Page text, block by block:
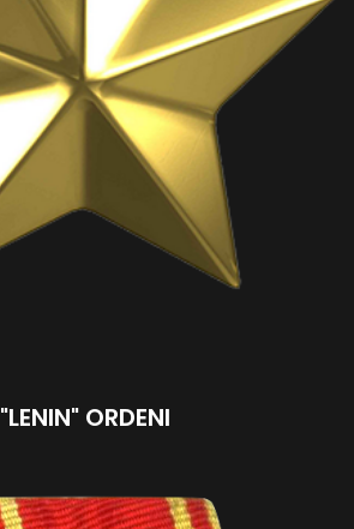
"LENIN" ORDENI